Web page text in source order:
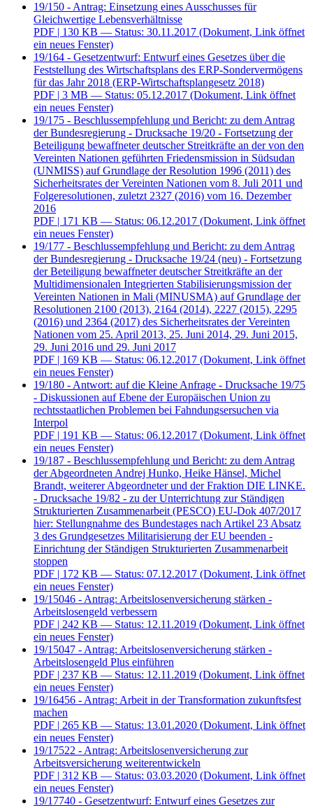
19/150 - Antrag: Einsetzung eines Ausschusses für
Gleichwertige Lebensverhältnisse
PDF | 130 KB — Status: 30.11.2017 (Dokument, Link öffnet
ein neues Fenster)
19/164 - Gesetzentwurf: Entwurf eines Gesetzes über die
Feststellung des Wirtschaftsplans des ERP-Sondervermögens
für das Jahr 2018 (ERP-Wirtschaftsplangesetz 2018)
PDF | 3 MB — Status: 05.12.2017 (Dokument, Link öffnet
ein neues Fenster)
19/175 - Beschlussempfehlung und Bericht: zu dem Antrag
der Bundesregierung - Drucksache 19/20 - Fortsetzung der
Beteiligung bewaffneter deutscher Streitkräfte an der von den
Vereinten Nationen geführten Friedensmission in Südsudan
(UNMISS) auf Grundlage der Resolution 1996 (2011) des
Sicherheitsrates der Vereinten Nationen vom 8. Juli 2011 und
Folgeresolutionen, zuletzt 2327 (2016) vom 16. Dezember
2016
PDF | 171 KB — Status: 06.12.2017 (Dokument, Link öffnet
ein neues Fenster)
19/177 - Beschlussempfehlung und Bericht: zu dem Antrag
der Bundesregierung - Drucksache 19/24 (neu) - Fortsetzung
der Beteiligung bewaffneter deutscher Streitkräfte an der
Multidimensionalen Integrierten Stabilisierungsmission der
Vereinten Nationen in Mali (MINUSMA) auf Grundlage der
Resolutionen 2100 (2013), 2164 (2014), 2227 (2015), 2295
(2016) und 2364 (2017) des Sicherheitsrates der Vereinten
Nationen vom 25. April 2013, 25. Juni 2014, 29. Juni 2015,
29. Juni 2016 und 29. Juni 2017
PDF | 169 KB — Status: 06.12.2017 (Dokument, Link öffnet
ein neues Fenster)
19/180 - Antwort: auf die Kleine Anfrage - Drucksache 19/75
- Diskussionen auf Ebene der Europäischen Union zu
rechtsstaatlichen Problemen bei Fahndungsersuchen via
Interpol
PDF | 191 KB — Status: 06.12.2017 (Dokument, Link öffnet
ein neues Fenster)
19/187 - Beschlussempfehlung und Bericht: zu dem Antrag
der Abgeordneten Andrej Hunko, Heike Hänsel, Michel
Brandt, weiterer Abgeordneter und der Fraktion DIE LINKE.
- Drucksache 19/82 - zu der Unterrichtung zur Ständigen
Strukturierten Zusammenarbeit (PESCO) EU-Dok 407/2017
hier: Stellungnahme des Bundestages nach Artikel 23 Absatz
3 des Grundgesetzes Militarisierung der EU beenden -
Einrichtung der Ständigen Strukturierten Zusammenarbeit
stoppen
PDF | 172 KB — Status: 07.12.2017 (Dokument, Link öffnet
ein neues Fenster)
19/15046 - Antrag: Arbeitslosenversicherung stärken -
Arbeitslosengeld verbessern
PDF | 242 KB — Status: 12.11.2019 (Dokument, Link öffnet
ein neues Fenster)
19/15047 - Antrag: Arbeitslosenversicherung stärken -
Arbeitslosengeld Plus einführen
PDF | 237 KB — Status: 12.11.2019 (Dokument, Link öffnet
ein neues Fenster)
19/16456 - Antrag: Arbeit in der Transformation zukunftsfest
machen
PDF | 265 KB — Status: 13.01.2020 (Dokument, Link öffnet
ein neues Fenster)
19/17522 - Antrag: Arbeitslosenversicherung zur
Arbeitsversicherung weiterentwickeln
PDF | 312 KB — Status: 03.03.2020 (Dokument, Link öffnet
ein neues Fenster)
19/17740 - Gesetzentwurf: Entwurf eines Gesetzes zur